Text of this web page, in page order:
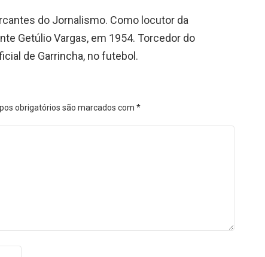
do Jornalismo. Como locutor da
Getúlio Vargas, em 1954. Torcedor do
de Garrincha, no futebol.
obrigatórios são marcados com *